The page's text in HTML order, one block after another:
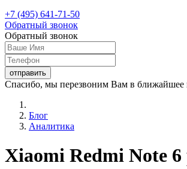
+7 (495) 641-71-50
Обратный звонок
Обратный звонок
Спасибо, мы перезвоним Вам в ближайшее
Блог
Аналитика
Xiaomi Redmi Note 6